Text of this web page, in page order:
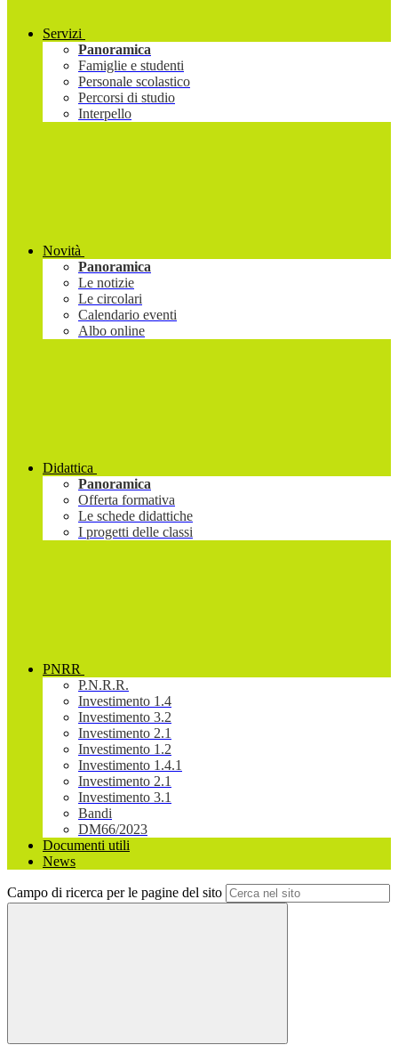
Servizi
Panoramica
Famiglie e studenti
Personale scolastico
Percorsi di studio
Interpello
Novità
Panoramica
Le notizie
Le circolari
Calendario eventi
Albo online
Didattica
Panoramica
Offerta formativa
Le schede didattiche
I progetti delle classi
PNRR
P.N.R.R.
Investimento 1.4
Investimento 3.2
Investimento 2.1
Investimento 1.2
Investimento 1.4.1
Investimento 2.1
Investimento 3.1
Bandi
DM66/2023
Documenti utili
News
Campo di ricerca per le pagine del sito